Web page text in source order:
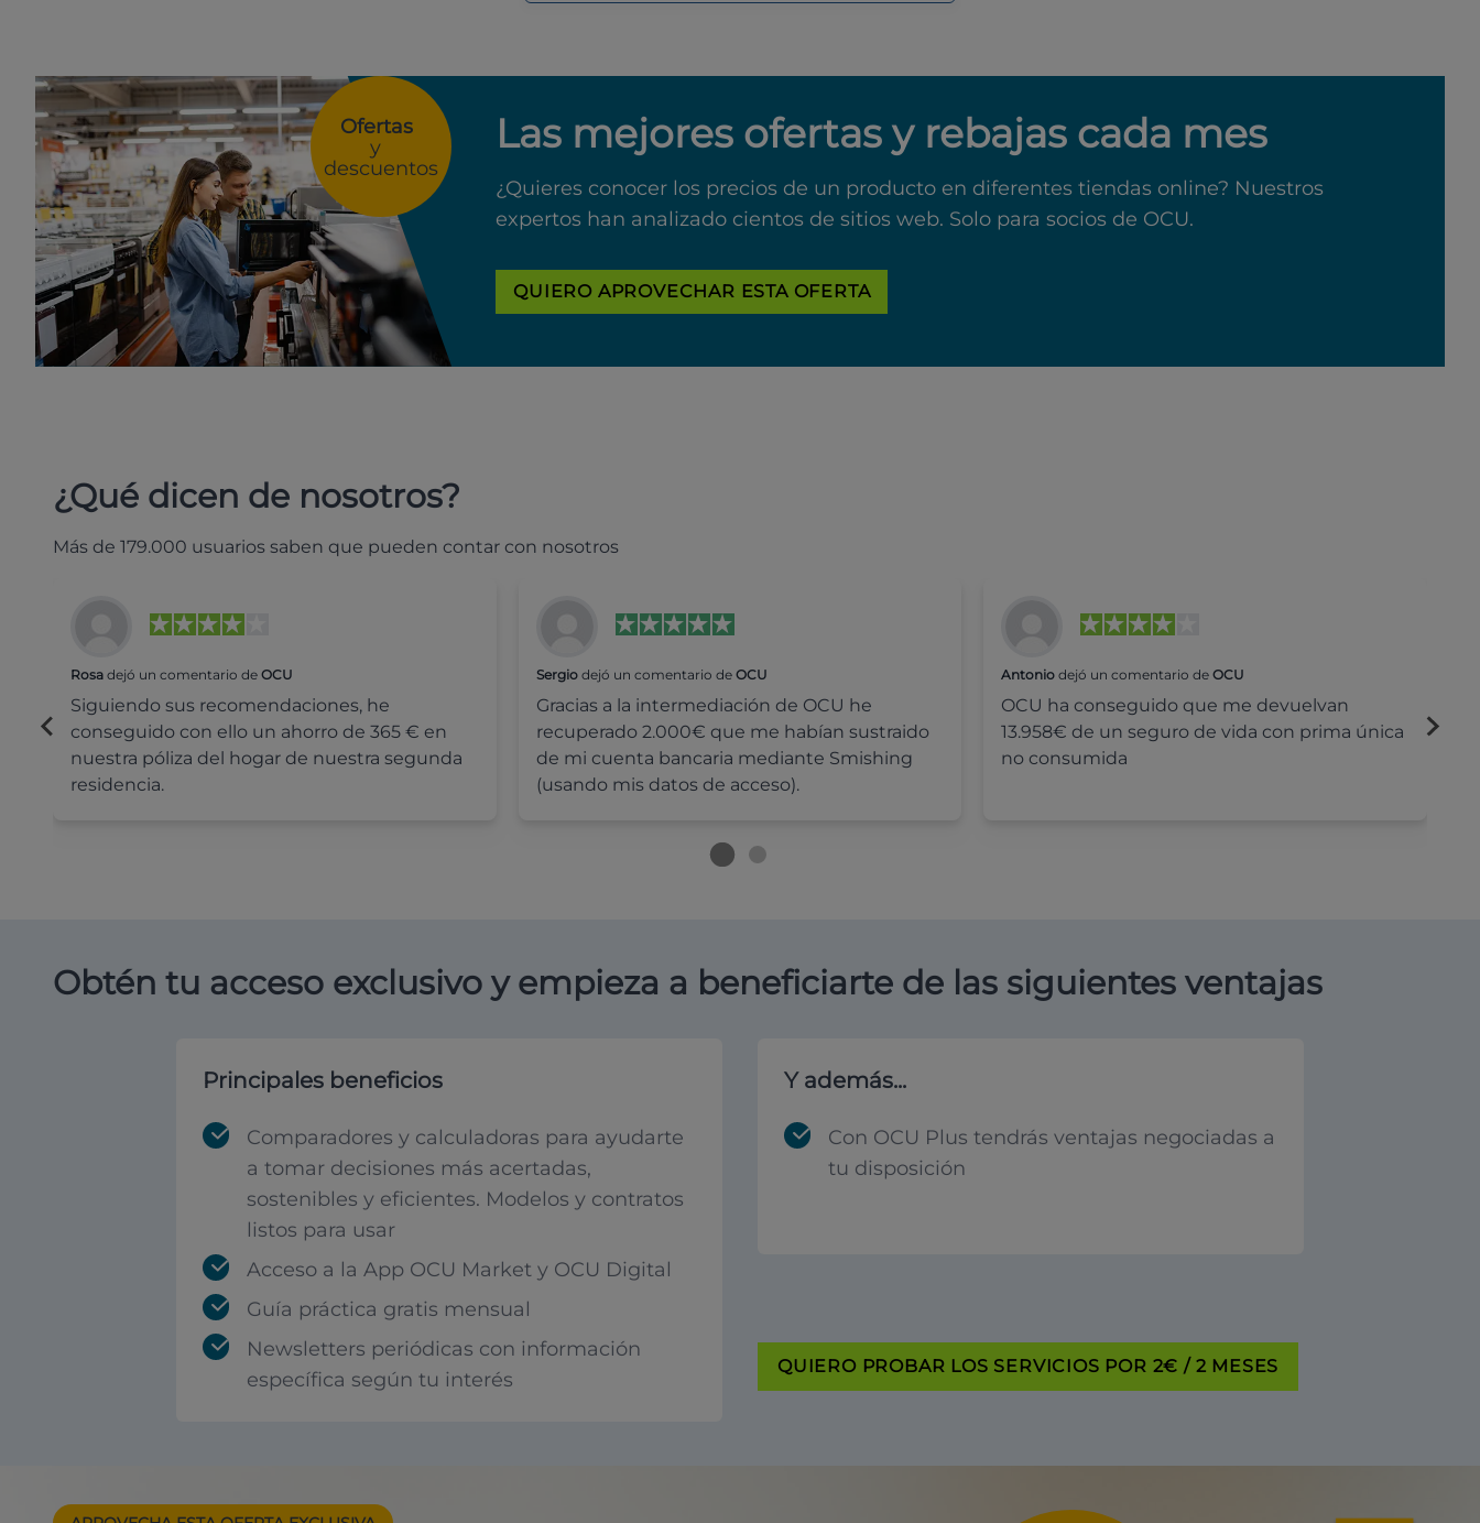
Ofertas
y
descuentos
Las mejores ofertas y rebajas cada mes
¿Quieres conocer los precios de un producto en diferentes tiendas online? Nuestros
expertos han analizado cientos de sitios web. Solo para socios de OCU.
QUIERO APROVECHAR ESTA OFERTA
¿Qué dicen de nosotros?
Más de 179.000 usuarios saben que pueden contar con nosotros
Rosa dejó un comentario de OCU
Siguiendo sus recomendaciones, he
conseguido con ello un ahorro de 365 € en
nuestra póliza del hogar de nuestra segunda
residencia.
Sergiodejó un comentario de OCU
Gracias a la intermediación de OCU he
recuperado 2.000€ que me habían sustraido
de mi cuenta bancaria mediante Smishing
(usando mis datos de acceso).
Antonio dejó un comentario deOCU
OCU ha conseguido que me devuelvan
13.958€ de un seguro de vida con prima única
no consumida
Obtén tu acceso exclusivo y empieza a beneficiarte de las siguientes ventajas
Principales beneficios
Comparadores y calculadoras para ayudarte
a tomar decisiones más acertadas,
sostenibles y eficientes. Modelos y contratos
listos para usar
Acceso a la App OCU Market y OCU Digital
Guía práctica gratis mensual
Newsletters periódicas con información
específica según tu interés
Y además...
Con OCU Plus tendrás ventajas negociadas a
tu disposición
QUIERO PROBAR LOS SERVICIOS POR 2€ / 2 MESES